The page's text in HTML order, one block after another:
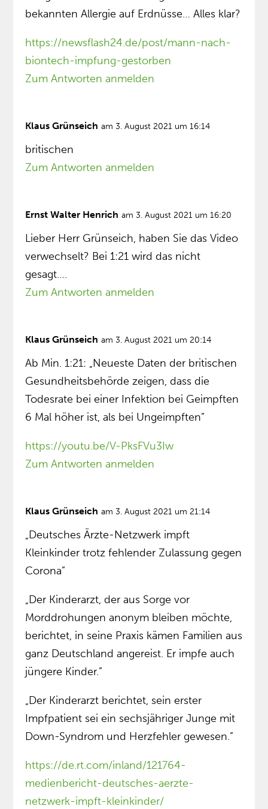
bekannten Allergie auf Erdnüsse… Alles klar?
https://newsflash24.de/post/mann-nach-
biontech-impfung-gestorben
Zum Antworten anmelden
Klaus Grünseich am 3. August 2021 um 16:14
britischen
Zum Antworten anmelden
Ernst Walter Henrich am 3. August 2021 um 16:20
Lieber Herr Grünseich, haben Sie das Video
verwechselt? Bei 1:21 wird das nicht
gesagt….
Zum Antworten anmelden
Klaus Grünseich am 3. August 2021 um 20:14
Ab Min. 1:21: „Neueste Daten der britischen
Gesundheitsbehörde zeigen, dass die
Todesrate bei einer Infektion bei Geimpften
6 Mal höher ist, als bei Ungeimpften”
https://youtu.be/V-PksFVu3Iw
Zum Antworten anmelden
Klaus Grünseich am 3. August 2021 um 21:14
„Deutsches Ärzte-Netzwerk impft
Kleinkinder trotz fehlender Zulassung gegen
Corona”
„Der Kinderarzt, der aus Sorge vor
Morddrohungen anonym bleiben möchte,
berichtet, in seine Praxis kämen Familien aus
ganz Deutschland angereist. Er impfe auch
jüngere Kinder.”
„Der Kinderarzt berichtet, sein erster
Impfpatient sei ein sechsjähriger Junge mit
Down-Syndrom und Herzfehler gewesen.”
https://de.rt.com/inland/121764-
medienbericht-deutsches-aerzte-
netzwerk-impft-kleinkinder/